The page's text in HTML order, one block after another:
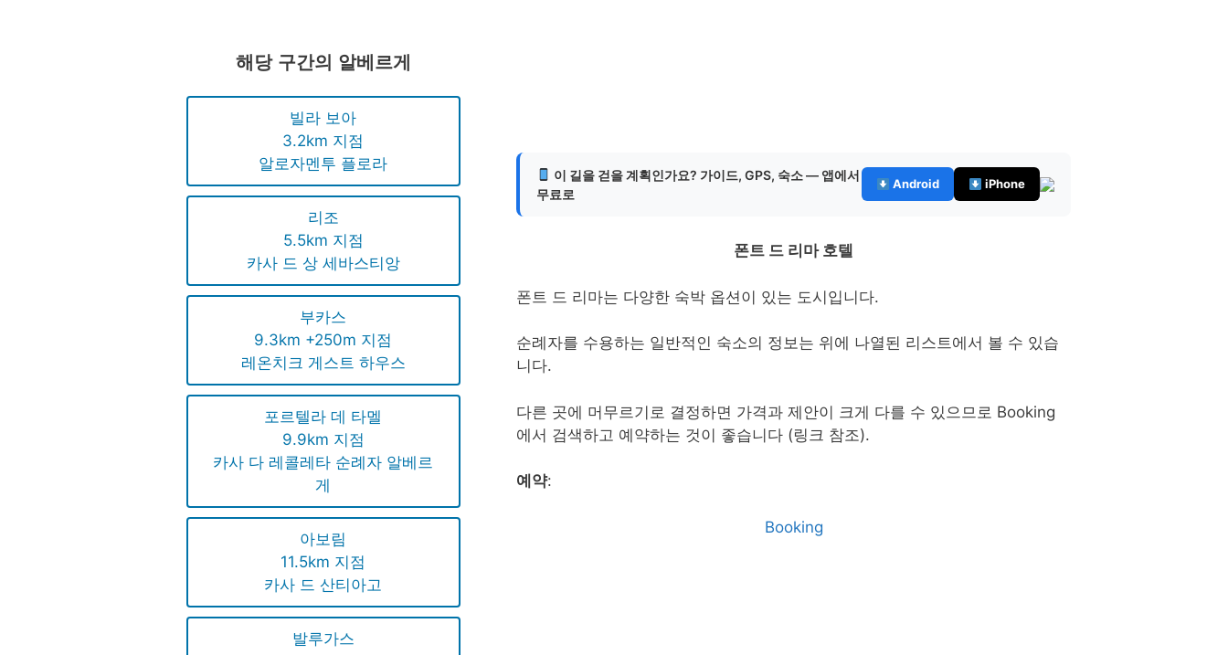
해당 구간의 알베르게
빌라 보아
3.2km 지점
알로자멘투 플로라
리조
5.5km 지점
카사 드 상 세바스티앙
부카스
9.3km +250m 지점
레온치크 게스트 하우스
포르텔라 데 타멜
9.9km 지점
카사 다 레콜레타 순례자 알베르
게
아보림
11.5km 지점
카사 드 산티아고
발루가스
이 길을 걷을 계획인가요? 가이드, GPS, 숙소 — 앱에서
무료로
Android iPhone
폰트 드 리마 호텔
폰트 드 리마는 다양한 숙박 옵션이 있는 도시입니다.
순례자를 수용하는 일반적인 숙소의 정보는 위에 나열된 리스트에서 볼 수 있습
니다.
다른 곳에 머무르기로 결정하면 가격과 제안이 크게 다를 수 있으므로 Booking
에서 검색하고 예약하는 것이 좋습니다 (링크 참조).
예약:
Booking